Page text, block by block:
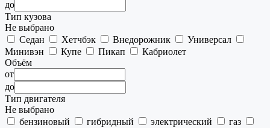
до
Тип кузова
Не выбрано
Седан
Хетчбэк Внедорожник
Универсал
Минивэн
Купе Пикап
Кабриолет
Объём
от
до
Тип двигателя
Не выбрано
бензиновый
гибридный электрический
газ